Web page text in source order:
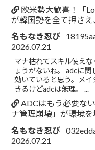
欧米勢大歓喜！「
が韓国勢を全て押さ
名もなき忍び
2026.07.21
マナ枯れてスキル使え
ょうがないね。 adcに
効いていると思う。メ
きるけどadcは無理。 ...
ADCはもう必要な
ナ管理崩壊」が環境を
名もなき忍び
2026.07.21